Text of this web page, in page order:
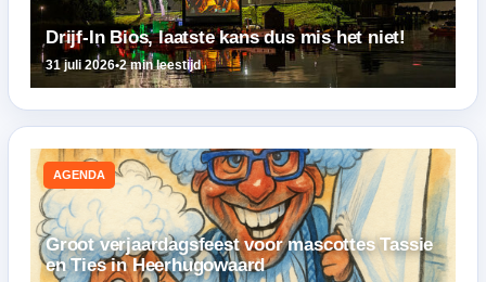
Drijf-In Bios, laatste kans dus mis het niet!
31 juli 2026•2 min leestijd
AGENDA
Groot verjaardagsfeest voor mascottes Tassie
en Ties in Heerhugowaard